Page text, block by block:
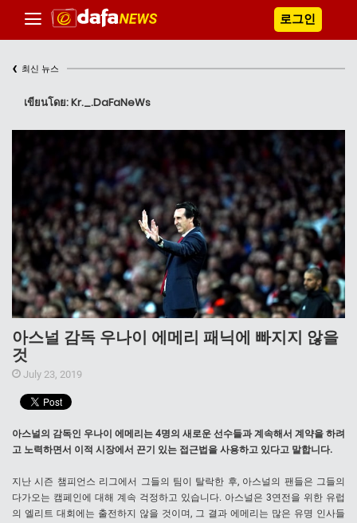
로그인
‹ 최신 뉴스
เขียนโดย: Kr._.DaFaNeWs
아스널 감독 우나이 에메리 패닉에 빠지지 않을
것
July 23, 2019
아스널의 감독인 우나이 에메리는 4명의 새로운 선수들과 계속해서 계약을 하려
고 노력하면서 이적 시장에서 끈기 있는 접근법을 사용하고 있다고 말합니다.
지난 시즌 챔피언스 리그에서 그들의 팀이 탈락한 후, 아스널의 팬들은 그들의
다가오는 캠페인에 대해 계속 걱정하고 있습니다. 아스널은 3연전을 위한 유럽
의 엘리트 대회에는 출전하지 않을 것이며, 그 결과 에메리는 많은 유명 인사들